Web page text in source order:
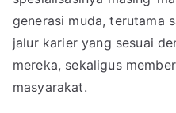
generasi muda, terutama
jalur karier yang sesuai
mereka, sekaligus
masyarakat.